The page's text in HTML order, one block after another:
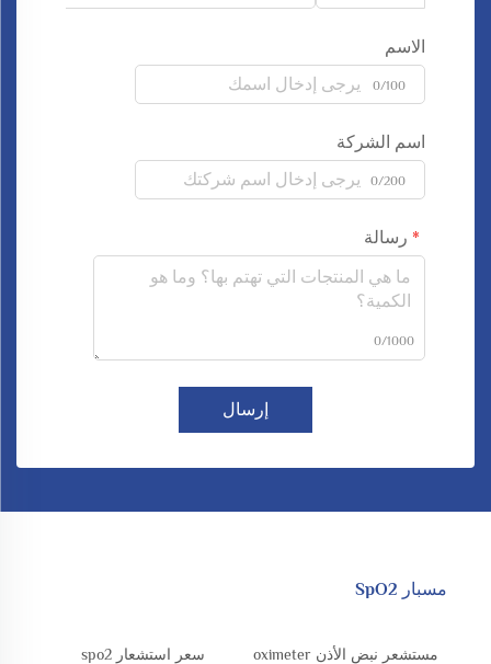
الاسم
0/100
اسم الشركة
0/200
رسالة
0/1000
إرسال
مسبار SpO2
مستشعر نبض الأذن oximeter سعر استشعار spo2